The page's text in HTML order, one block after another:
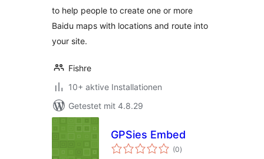
to help people to create one or more
Baidu maps with locations and route into
your site.
Fishre
10+ aktive Installationen
Getestet mit 4.8.29
GPSies Embed
(0Bewertungen
gesamt
)